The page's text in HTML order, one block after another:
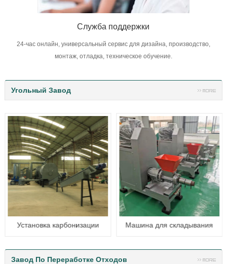
Служба поддержки
24-час онлайн, универсальный сервис для дизайна, производство,
монтаж, отладка, техническое обучение.
Угольный Завод
Установка карбонизации
Машина для складывания
Завод По Переработке Отходов